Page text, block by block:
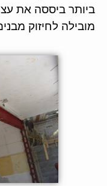
ביותר ביססה את
מובילה לחיזוק